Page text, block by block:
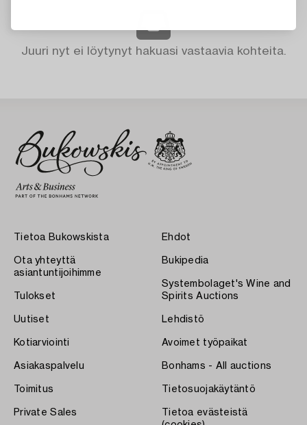
Juuri nyt ei löytynyt hakuasi vastaavia kohteita.
Tietoa Bukowskista
Ota yhteyttä
asiantuntijoihimme
Tulokset
Uutiset
Kotiarviointi
Asiakaspalvelu
Toimitus
Private Sales
Ehdot
Bukipedia
Systembolaget's Wine and
Spirits Auctions
Lehdistö
Avoimet työpaikat
Bonhams - All auctions
Tietosuojakäytäntö
Tietoa evästeistä